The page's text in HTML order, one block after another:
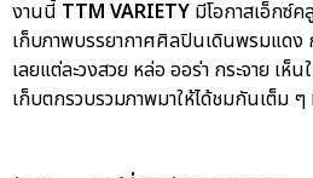
งานนี้ TTM VARIETY มีโอกาสเอ็กซ์ค
เก็บภาพบรรยากาศศิลปินเดินพรมแดง
เลยแต่ละวงสวย หล่อ ออร่า กระจาย เห็
เก็บตกรวบรวมภาพมาให้ได้ชมกันเต็ม